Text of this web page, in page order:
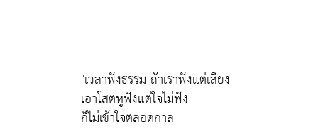
"เวลาฟังธรรม ถ้าเราฟังแต่เสียง
เอาโสตหูฟังแต่ใจไม่ฟัง
ก็ไม่เข้าใจตลอดกาล